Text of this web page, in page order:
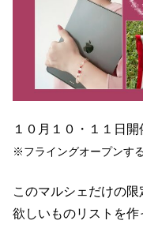
１０月１０・１１日開
※フライングオープンす
このマルシェだけの
欲しいものリストを